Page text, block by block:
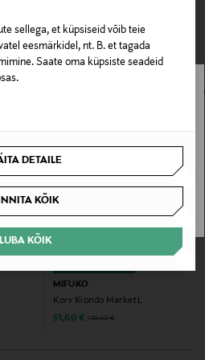
sellega, et küpsiseid võib teie
eesmärkidel, nt. B. et tagada
Saate oma küpsiste seadeid
DETAILE
KÕIK
LUBA KÕIK
postkontorisse
MIFUKO
Korv Kiondo Market L
Discounted Price
51,60 € Original Price
133,00 €
riigis saadaval.
ARU